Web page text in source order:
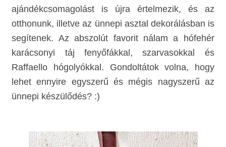
ajándékcsomagolást is újra értelmezik, és az
otthonunk, illetve az ünnepi asztal dekorálásban is
segítenek. Az abszolút favorit nálam a hófehér
karácsonyi táj fenyőfákkal, szarvasokkal és
Raffaello hógolyókkal. Gondoltátok volna, hogy
lehet ennyire egyszerű és mégis nagyszerű az
ünnepi készülődés? :)